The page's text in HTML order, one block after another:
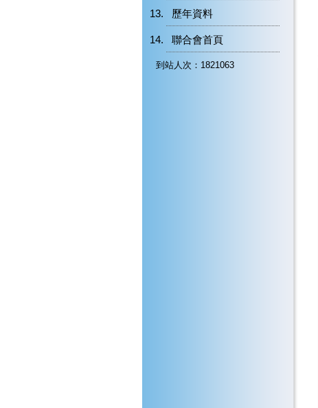
歷年資料
聯合會首頁
到站人次：1821063